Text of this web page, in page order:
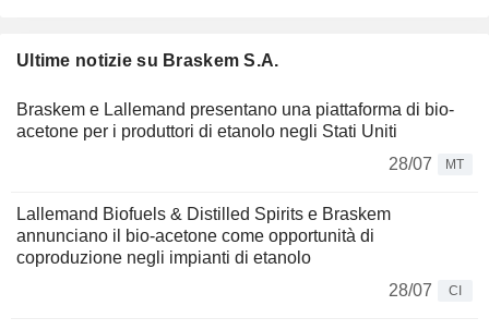
Ultime notizie su Braskem S.A.
Braskem e Lallemand presentano una piattaforma di bio-
acetone per i produttori di etanolo negli Stati Uniti
28/07
MT
Lallemand Biofuels & Distilled Spirits e Braskem
annunciano il bio-acetone come opportunità di
coproduzione negli impianti di etanolo
28/07
CI